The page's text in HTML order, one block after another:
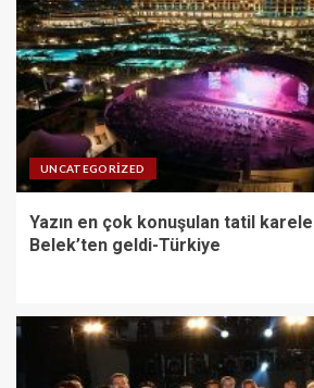
UNCATEGORIZED
Yazın en çok konuşulan tatil
Belek’ten geldi-Türkiye